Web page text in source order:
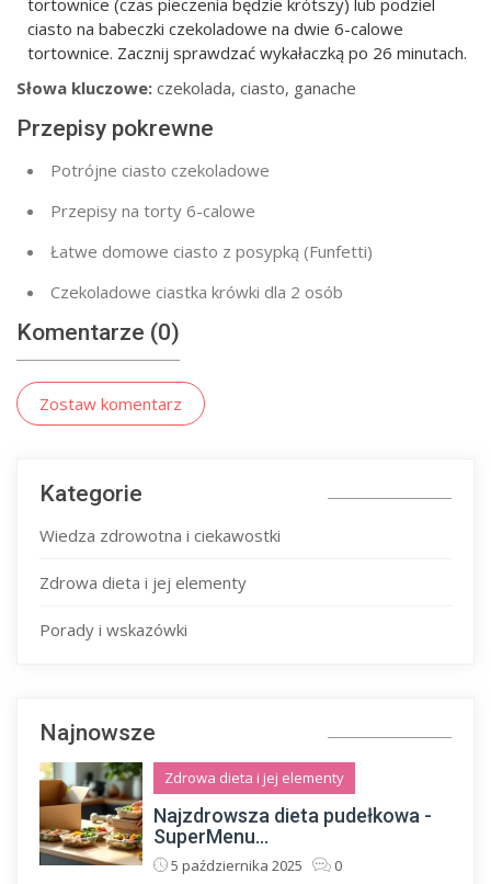
ciasto na babeczki czekoladowe na dwie 6-calowe
tortownice. Zacznij sprawdzać wykałaczką po 26 minutach.
Słowa kluczowe: czekolada, ciasto, ganache
Przepisy pokrewne
Potrójne ciasto czekoladowe
Przepisy na torty 6-calowe
Łatwe domowe ciasto z posypką (Funfetti)
Czekoladowe ciastka krówki dla 2 osób
Komentarze (0)
Zostaw komentarz
Kategorie
Wiedza zdrowotna i ciekawostki
Zdrowa dieta i jej elementy
Porady i wskazówki
Najnowsze
Zdrowa dieta i jej elementy
Najzdrowsza dieta pudełkowa -
SuperMenu...
5 października 2025 0